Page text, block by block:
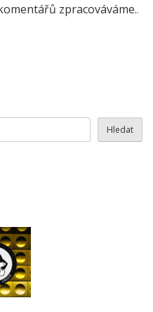
zpracováváme..
Hledat